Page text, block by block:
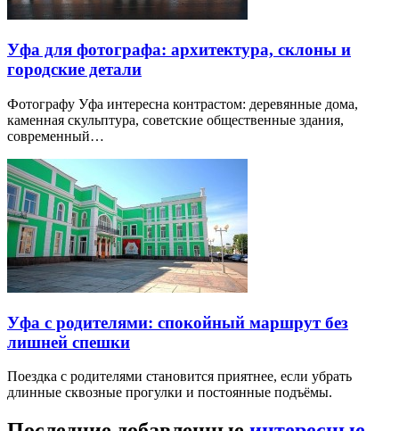
Уфа для фотографа: архитектура, склоны и
городские детали
Фотографу Уфа интересна контрастом: деревянные дома,
каменная скульптура, советские общественные здания,
современный…
Уфа с родителями: спокойный маршрут без
лишней спешки
Поездка с родителями становится приятнее, если убрать
длинные сквозные прогулки и постоянные подъёмы.